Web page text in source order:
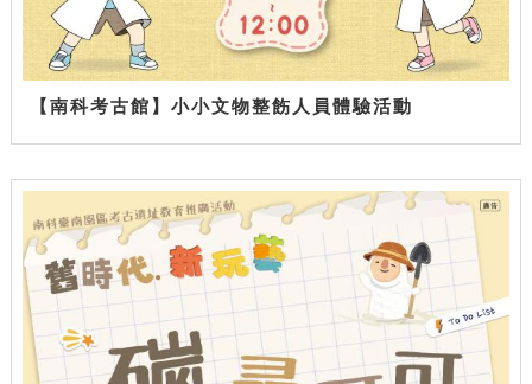
【南科考古館】小小文物整飭人員體驗活動